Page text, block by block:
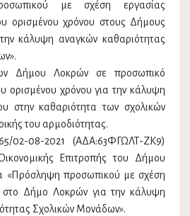
με σχέση εργασίας
ορισμένου χρόνου στους Δήμους
κάλυψη αναγκών καθαριότητας
Δήμου Λοκρών σε προσωπικό
ορισμένου χρόνου για την κάλυψη
στην καθαριότητα των σχολικών
του αρμοδιότητας.
02-08-2021 (ΑΔΑ:63ΦΓΩΛΤ-ΖΚ9)
Επιτροπής του Δήμου
«Πρόσληψη προσωπικού με σχέση
Δήμο Λοκρών για την κάλυψη
Σχολικών Μονάδων».